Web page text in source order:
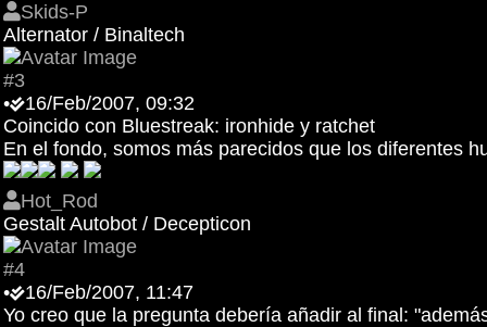
Skids-P
Alternator / Binaltech
#3
•
16/Feb/2007, 09:32
Coincido con Bluestreak: ironhide y ratchet
En el fondo, somos más parecidos que los diferentes
Hot_Rod
Gestalt Autobot / Decepticon
#4
•
16/Feb/2007, 11:47
Yo creo que la pregunta debería añadir al final: